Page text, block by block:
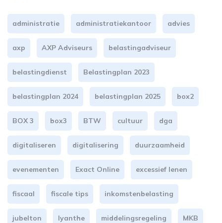
administratie administratiekantoor advies
axp AXP Adviseurs belastingadviseur
belastingdienst Belastingplan 2023
belastingplan 2024 belastingplan 2025 box2
BOX 3 box3 BTW cultuur dga
digitaliseren digitalisering duurzaamheid
evenementen Exact Online excessief lenen
fiscaal fiscale tips inkomstenbelasting
jubelton lyanthe middelingsregeling MKB